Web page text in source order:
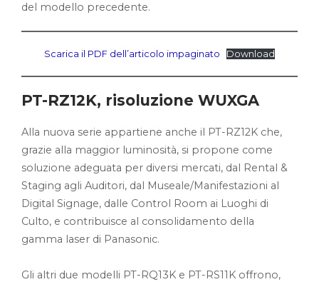
del modello precedente.
Scarica il PDF dell’articolo impaginato Download
PT-RZ12K, risoluzione WUXGA
Alla nuova serie appartiene anche il PT-RZ12K che,
grazie alla maggior luminosità, si propone come
soluzione adeguata per diversi mercati, dal Rental &
Staging agli Auditori, dal Museale/Manifestazioni al
Digital Signage, dalle Control Room ai Luoghi di
Culto, e contribuisce al consolidamento della
gamma laser di Panasonic.
Gli altri due modelli PT-RQ13K e PT-RS11K offrono,